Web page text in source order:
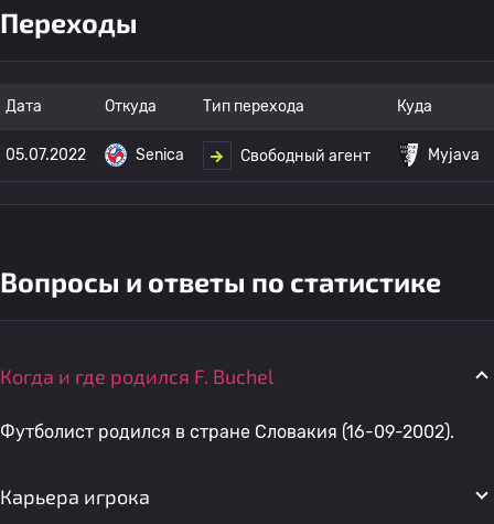
Переходы
Дата Откуда Тип перехода Куда
05.07.2022 Senica Свободный агент Myjava
Вопросы и ответы по статистике
Когда и где родился F. Buchel
Футболист родился в стране Словакия (16-09-2002).
Карьера игрока